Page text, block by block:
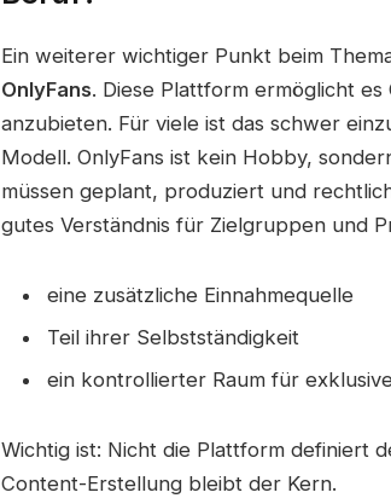
Ein weiterer wichtiger Punkt beim
OnlyFans. Diese Plattform ermöglicht
anzubieten. Für viele ist das schwer
Modell. OnlyFans ist kein Hobby,
müssen geplant, produziert und
gutes Verständnis für Zielgruppen und
eine zusätzliche Einnahmequelle
Teil ihrer Selbstständigkeit
ein kontrollierter Raum für
Wichtig ist: Nicht die Plattform definiert
Content-Erstellung bleibt der Kern.